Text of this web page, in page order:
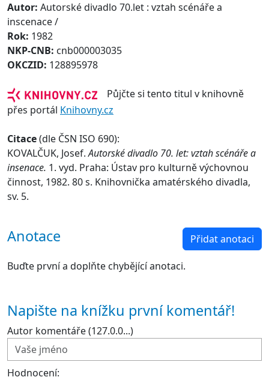
Autor: Autorské divadlo 70.let : vztah scénáře a
inscenace /
Rok: 1982
NKP-CNB: cnb000003035
OKCZID: 128895978
Půjčte si tento titul v knihovně
přes portál Knihovny.cz
Citace(dle ČSN ISO 690):
KOVALČUK, Josef.Autorské divadlo 70. let: vztah scénáře a
insenace. 1. vyd. Praha: Ústav pro kulturně výchovnou
činnost, 1982. 80 s. Knihovnička amatérského divadla,
sv. 5.
Anotace Přidat anotaci
Buďte první a doplňte chybějící anotaci.
Napište na knížku první komentář!
Autor komentáře (127.0.0...)
Hodnocení: